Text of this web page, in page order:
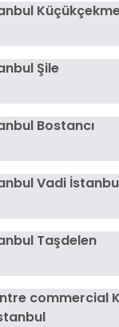
Şile
Bostancı
Vadi
Taşdelen
commercial